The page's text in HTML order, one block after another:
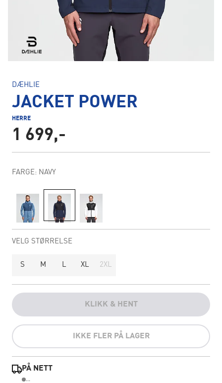
DÆHLIE
JACKET POWER
HERRE
1 699,-
FARGE: NAVY
VELG STØRRELSE
S M L XL 2XL
KLIKK & HENT
IKKE FLER PÅ LAGER
PÅ NETT
...